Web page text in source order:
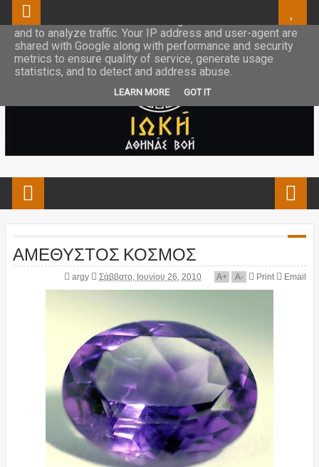
ΑΜΕΘΥΣΤΟΣ ΚΟΣΜΟΣ
argy Σάββατο, Ιουνίου 26, 2010 A+ A- Print Email
This site uses cookies from Google to deliver its services
and to analyze traffic. Your IP address and user-agent are
shared with Google along with performance and security
metrics to ensure quality of service, generate usage
statistics, and to detect and address abuse.
LEARN MORE GOT IT